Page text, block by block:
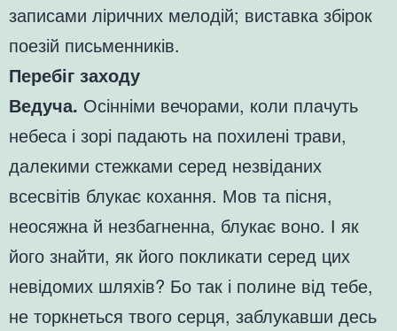
записами ліричних мелодій; виставка збірок
поезій письменників.
Перебіг заходу
Ведуча. Осінніми вечорами, коли плачуть
небеса і зорі падають на похилені трави,
далекими стежками серед незвіданих
всесвітів блукає кохання. Мов та пісня,
неосяжна й незбагненна, блукає воно. І як
його знайти, як його покликати серед цих
невідомих шляхів? Бо так і полине від тебе,
не торкнеться твого серця, заблукавши десь